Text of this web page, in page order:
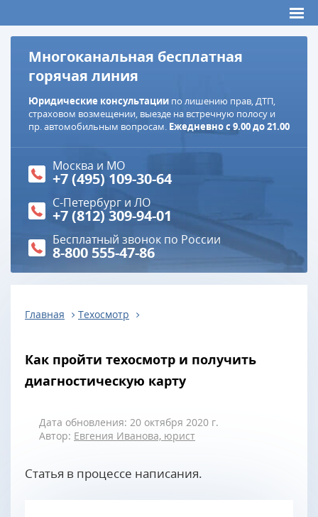
Многоканальная бесплатная
горячая линия
Юридические консультации по лишению прав, ДТП,
страховом возмещении, выезде на встречную полосу и
пр. автомобильным вопросам. Ежедневно с 9.00 до 21.00
Москва и МО
+7 (495) 109-30-64
С-Петербург и ЛО
+7 (812) 309-94-01
Бесплатный звонок по России
8-800 555-47-86
Главная Техосмотр
Как пройти техосмотр и получить
диагностическую карту
Дата обновления: 20 октября 2020 г.
Автор: Евгения Иванова, юрист
Статья в процессе написания.